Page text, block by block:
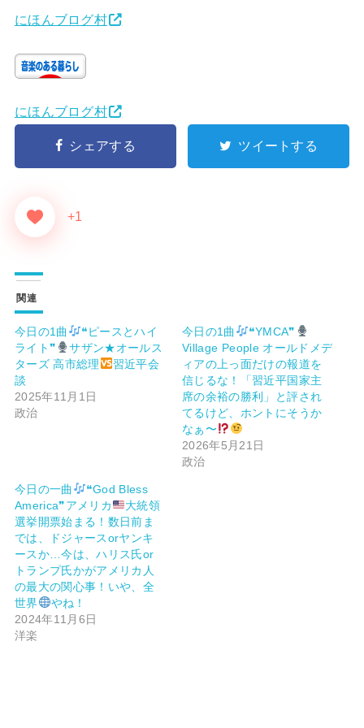
にほんブログ村
にほんブログ村
シェアする ツイートする
+1
関連
今日の1曲
❝ピースとハイ
ライト❞
サザン★オールス
ターズ 高市総理
習近平会
談
2025年11月1日
政治
今日の1曲
❝YMCA❞
Village People オールドメデ
ィアの上っ面だけの報道を
信じるな！「習近平国家主
席の余裕の勝利」と評され
てるけど、ホントにそうか
なぁ〜
2026年5月21日
政治
今日の一曲
❝God Bless
America❞アメリカ
大統領
選挙開票始まる！数日前ま
では、ドジャースorヤンキ
ースか…今は、ハリス氏or
トランプ氏かがアメリカ人
の最大の関心事！いや、全
世界
やね！
2024年11月6日
洋楽